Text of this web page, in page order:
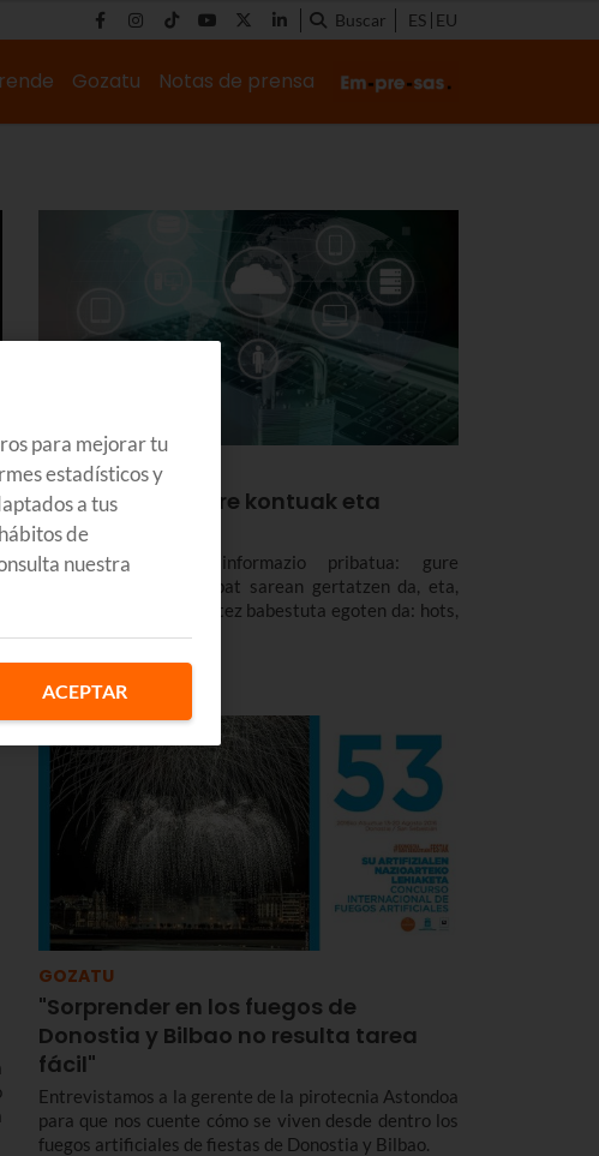
Buscar ES EU
Gozatu Notas de prensa
IKASI
Nola babestu zure kontuak eta
profilak
Datu pertsonalak, informazio pribatua: gure
bizitzaren zati handi bat sarean gertatzen da, eta,
askotan, hesi bakar batez babestuta egoten da: hots,
pasahitzez.
GOZATU
"Sorprender en los fuegos de
Donostia y Bilbao no resulta tarea
fácil"
Entrevistamos a la gerente de la pirotecnia Astondoa
para que nos cuente cómo se viven desde dentro los
fuegos artificiales de fiestas de Donostia y Bilbao.
para mejorar tu
estadísticos y
a tus
de
nuestra
ACEPTAR